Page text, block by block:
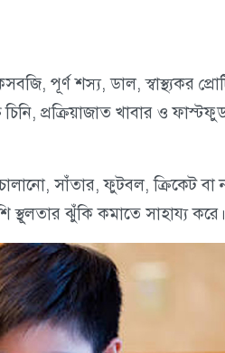
পূর্ণ শস্য, ডাল, স্বাস্থ্যকর
প্রক্রিয়াজাত খাবার ও
সাঁতার, ফুটবল, ক্রিকেট বা
স্থূলতার ঝুঁকি কমাতে সাহায্য করে।